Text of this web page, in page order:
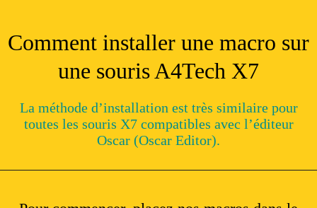
Comment installer une macro sur
une souris A4Tech X7
La méthode d’installation est très similaire pour
toutes les souris X7 compatibles avec l’éditeur
Oscar (Oscar Editor).